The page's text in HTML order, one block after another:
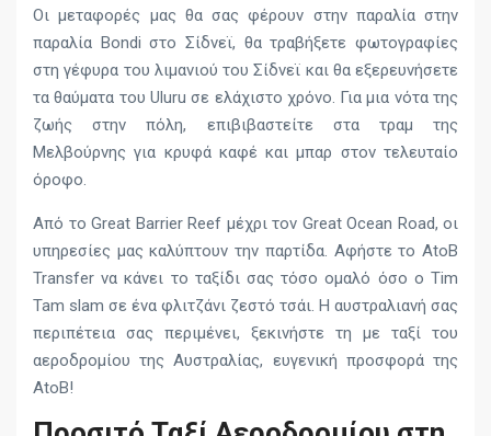
Οι μεταφορές μας θα σας φέρουν στην παραλία στην
παραλία Bondi στο Σίδνεϊ, θα τραβήξετε φωτογραφίες
στη γέφυρα του λιμανιού του Σίδνεϊ και θα εξερευνήσετε
τα θαύματα του Uluru σε ελάχιστο χρόνο. Για μια νότα της
ζωής στην πόλη, επιβιβαστείτε στα τραμ της
Μελβούρνης για κρυφά καφέ και μπαρ στον τελευταίο
όροφο.
Από το Great Barrier Reef μέχρι τον Great Ocean Road, οι
υπηρεσίες μας καλύπτουν την παρτίδα. Αφήστε το AtoB
Transfer να κάνει το ταξίδι σας τόσο ομαλό όσο ο Tim
Tam slam σε ένα φλιτζάνι ζεστό τσάι. Η αυστραλιανή σας
περιπέτεια σας περιμένει, ξεκινήστε τη με ταξί του
αεροδρομίου της Αυστραλίας, ευγενική προσφορά της
AtoB!